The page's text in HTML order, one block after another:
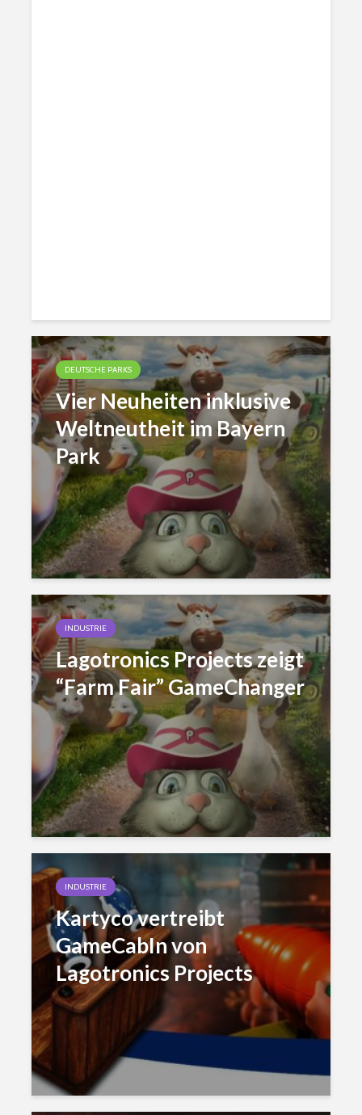
DEUTSCHE PARKS
Vier Neuheiten inklusive
Weltneutheit im Bayern
Park
INDUSTRIE
Lagotronics Projects zeigt
“Farm Fair” GameChanger
INDUSTRIE
Kartyco vertreibt
GameCabIn von
Lagotronics Projects